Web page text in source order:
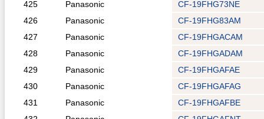
425
Panasonic
CF-19FHG73NE
426
Panasonic
CF-19FHG83AM
427
Panasonic
CF-19FHGACAM
428
Panasonic
CF-19FHGADAM
429
Panasonic
CF-19FHGAFAE
430
Panasonic
CF-19FHGAFAG
431
Panasonic
CF-19FHGAFBE